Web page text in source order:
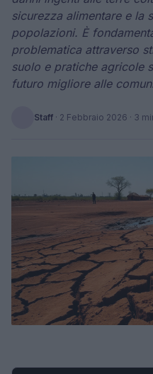
sicurezza alimentare e la
popolazioni. È
problematica attraverso
suolo e pratiche agricole
futuro migliore alle
Staff · 2 Febbraio 2026 · 3